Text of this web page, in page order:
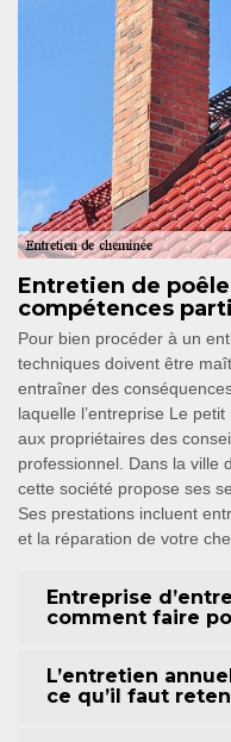
Entretien de
compétences
Pour bien procéder à un
techniques doivent être
entraîner des
laquelle l’entreprise Le
aux propriétaires des
professionnel. Dans la ville
cette société propose ses
Ses prestations incluent
et la réparation de votre
Entreprise
comment faire
L’entretien
ce qu’il faut